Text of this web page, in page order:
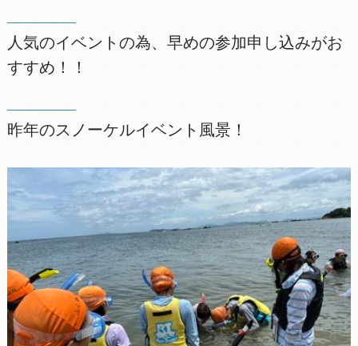
人気のイベントの為、早めの参加申し込みがお
すすめ！！
昨年のスノーケルイベント風景！